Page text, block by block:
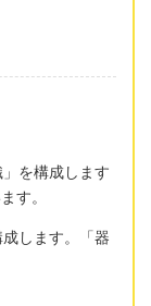
を構成します
す。
します。「器